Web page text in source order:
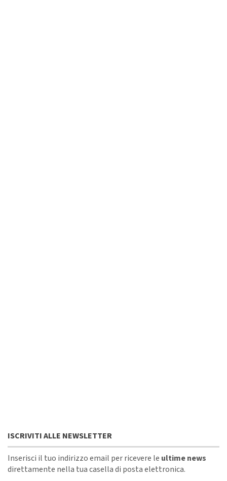
ISCRIVITI ALLE NEWSLETTER
Inserisci il tuo indirizzo email per ricevere le ultime news
direttamente nella tua casella di posta elettronica.